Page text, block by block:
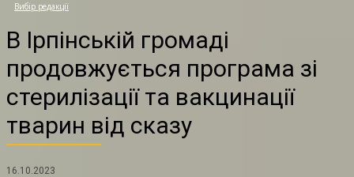
Вибір редакції
В Ірпінській громаді
продовжується програма зі
стерилізації та вакцинації
тварин від сказу
16.10.2023